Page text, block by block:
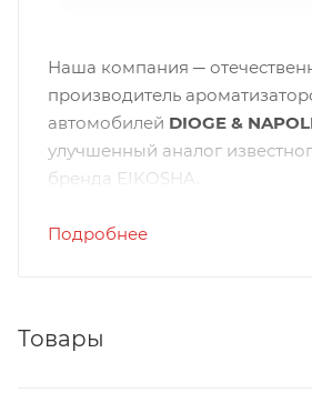
Наша компания ─
производитель
автомобилей DIOGE &
улучшенный аналог
бренда EIKOSHA.
Особенности
Изготавливаем
Подробнее
Товары